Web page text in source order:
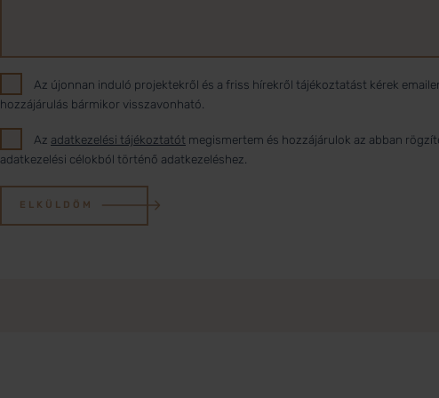
Az újonnan induló projektekről és a friss hírekről tájékoztatást kérek
hozzájárulás bármikor visszavonható.
Az adatkezelési tájékoztatót megismertem és hozzájárulok az abban
adatkezelési célokból történő adatkezeléshez.
ELKÜLDÖM